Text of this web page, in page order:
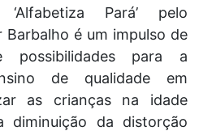
Pará’ pelo
Barbalho é um impulso de
possibilidades para a
de qualidade em
as crianças na idade
diminuição da distorção